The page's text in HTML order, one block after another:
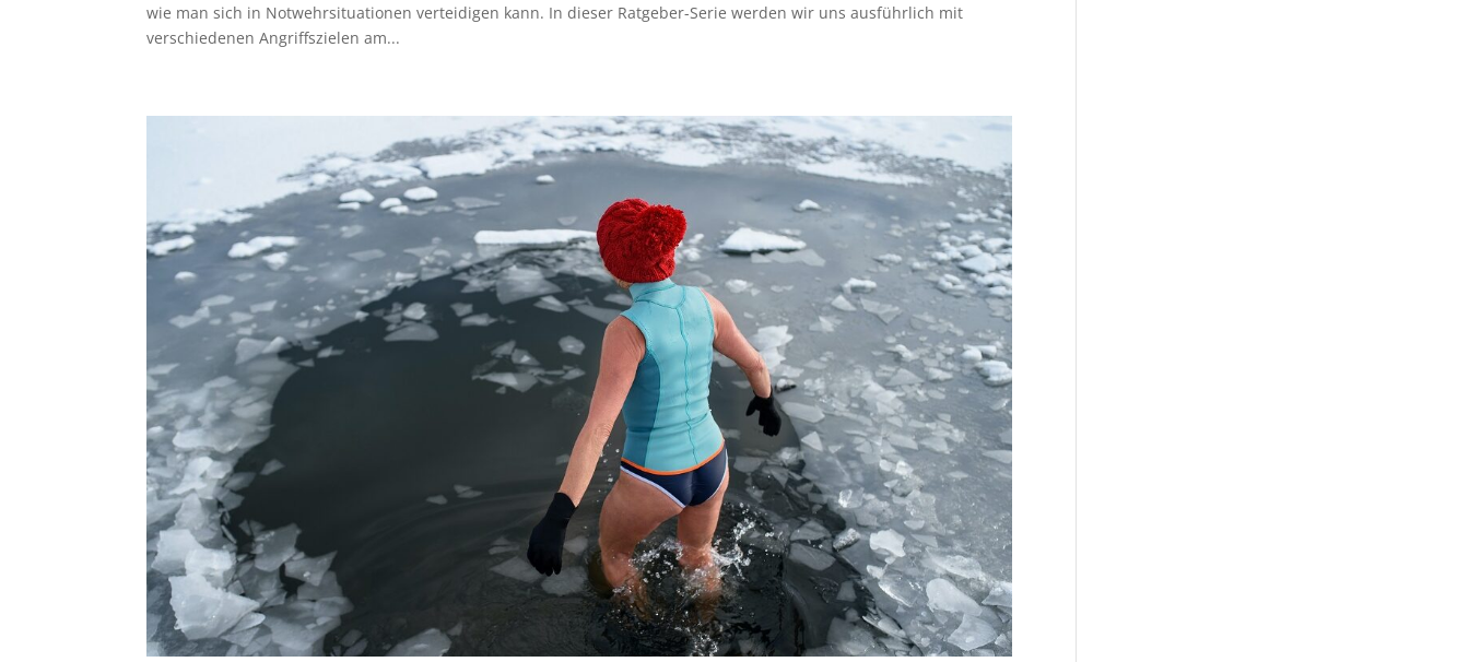
wie man sich in Notwehrsituationen verteidigen kann. In dieser Ratgeber-Serie werden wir uns ausführlich mit
verschiedenen Angriffszielen am...